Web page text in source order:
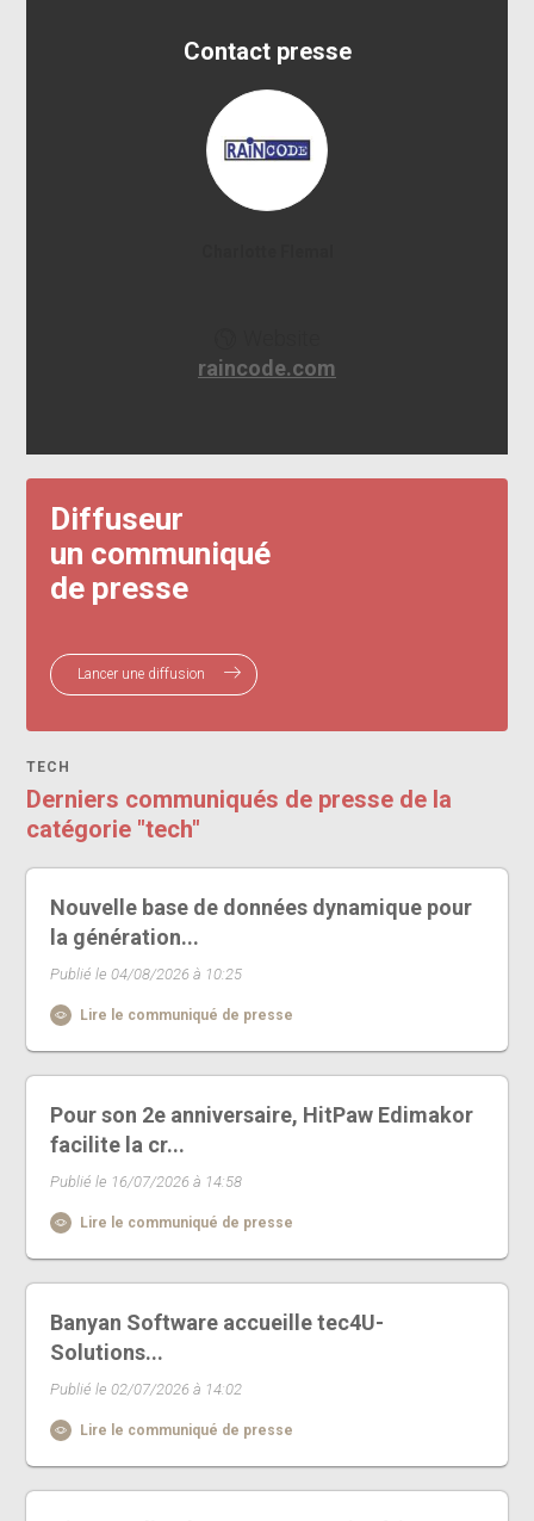
Contact presse
raincode.com
Diffuseur
un communiqué
de presse
Lancer une diffusion
TECH
Derniers communiqués de presse de la
catégorie "tech"
Nouvelle base de données dynamique pour
la génération...
Publié le 04/08/2026 à 10:25
Lire le communiqué de presse
Pour son 2e anniversaire, HitPaw Edimakor
facilite la cr...
Publié le 16/07/2026 à 14:58
Lire le communiqué de presse
Banyan Software accueille tec4U-
Solutions...
Publié le 02/07/2026 à 14:02
Lire le communiqué de presse